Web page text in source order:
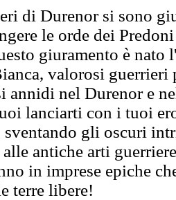
di Durenor si sono
le orde dei
giuramento è
valorosi guerrieri
annidi nel Durenor e
lanciarti con i tuoi
sventando gli oscuri
antiche arti
in imprese epiche
terre libere!